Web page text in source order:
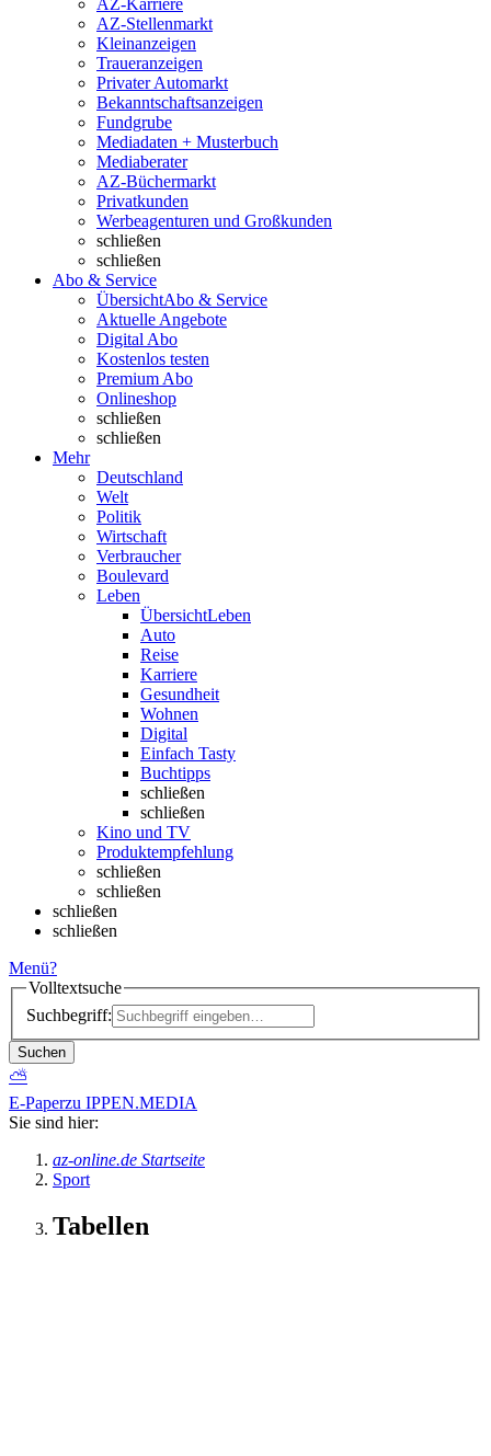
AZ-Karriere
AZ-Stellenmarkt
Kleinanzeigen
Traueranzeigen
Privater Automarkt
Bekanntschaftsanzeigen
Fundgrube
Mediadaten + Musterbuch
Mediaberater
AZ-Büchermarkt
Privatkunden
Werbeagenturen und Großkunden
schließen
schließen
Abo & Service
ÜbersichtAbo & Service
Aktuelle Angebote
Digital Abo
Kostenlos testen
Premium Abo
Onlineshop
schließen
schließen
Mehr
Deutschland
Welt
Politik
Wirtschaft
Verbraucher
Boulevard
Leben
ÜbersichtLeben
Auto
Reise
Karriere
Gesundheit
Wohnen
Digital
Einfach Tasty
Buchtipps
schließen
schließen
Kino und TV
Produktempfehlung
schließen
schließen
schließen
schließen
Menü?
Volltextsuche
Suchbegriff:
Suchen
⛅
E-Paperzu IPPEN.MEDIA
Sie sind hier:
az-online.de Startseite
Sport
Tabellen